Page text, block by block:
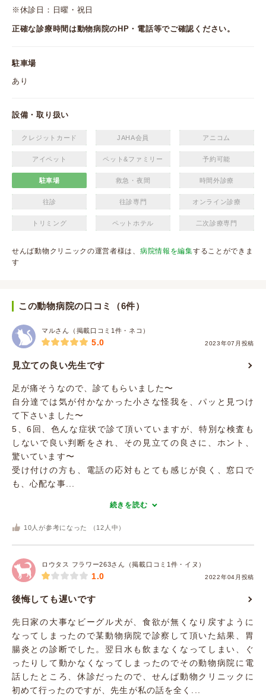
※休診日：日曜・祝日
正確な診療時間は動物病院のHP・電話等でご確認ください。
駐車場
あり
設備・取り扱い
クレジットカード JAHA会員 アニコム
アイペット ペット&ファミリー 予約可能
駐車場 救急・夜間 時間外診療
往診 往診専門 オンライン診療
トリミング ペットホテル 二次診療専門
せんば動物クリニックの運営者様は、 病院情報を編集することができま
す
この動物病院の口コミ（6件）
マルさん（掲載口コミ1件・ネコ）
2023年07月投稿
5.0
見立ての良い先生です
足が痛そうなので、診てもらいました〜
自分達では気が付かなかった小さな怪我を、パッと見つけ
て下さいました〜
5、6回、色んな症状で診て頂いていますが、特別な検査も
しないで良い判断をされ、その見立ての良さに、ホント、
驚いています〜
受け付けの方も、電話の応対もとても感じが良く、窓口で
も、心配な事...
続きを読む
10 人が参考になった （ 12 人中）
ロウタス フラワー263さん（掲載口コミ1件・イヌ）
2022年04月投稿
1.0
後悔しても遅いです
先日家の大事なビーグル犬が、食欲が無くなり戻すように
なってしまったので某動物病院で診察して頂いた結果、胃
腸炎との診断でした。翌日水も飲まなくなってしまい、ぐ
ったりして動かなくなってしまったのでその動物病院に電
話したところ、休診だったので、せんば動物クリニックに
初めて行ったのですが、先生が私の話を全く...